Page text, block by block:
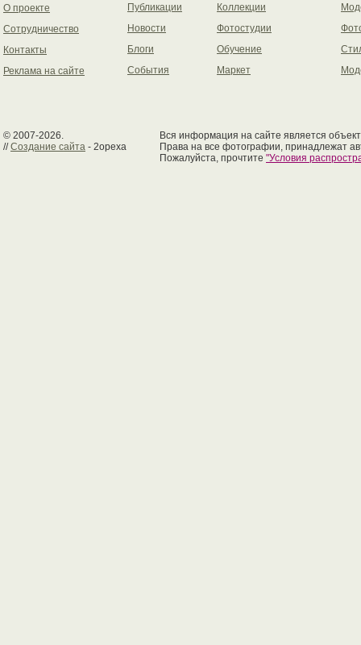
О проекте
Сотрудничество
Контакты
Реклама на сайте
Публикации
Новости
Блоги
События
Коллекции
Фотостудии
Обучение
Маркет
© 2007-2026.
//Создание сайта - 2opexa
Вся информация на сайте является
Права на все фотографии, принадлежат
Пожалуйста, прочтите "Условия